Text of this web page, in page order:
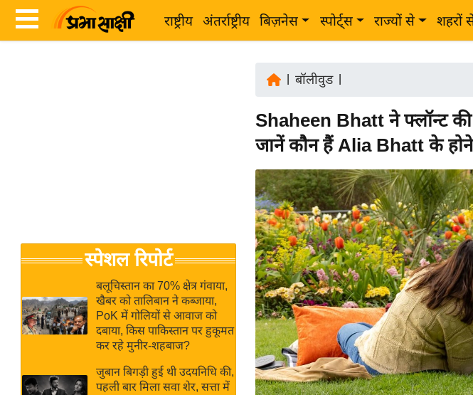
राष्ट्रीय अंतर्राष्ट्रीय बिज़नेस स्पोर्ट्स राज्यों से शहरों
Breaking
News in
Hindi
Hindi
जगत
राय
बजट
IPL
स्पेशल रिपोर्ट
बलूचिस्तान का 70% क्षेत्र गंवाया,
खैबर को तालिबान ने कब्जाया,
PoK में गोलियों से आवाज को
दबाया, किस पाकिस्तान पर हुकूमत
कर रहे मुनीर-शहबाज?
जुबान बिगड़ी हुई थी उदयनिधि की,
पहली बार मिला सवा शेर, सत्ता में
बॉलीवुड|
Shaheen Bhatt ने फ्लॉन्ट
जानें कौन हैं Alia Bhatt के